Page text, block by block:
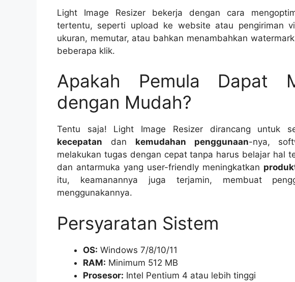
Light Image Resizer bekerja dengan cara
tertentu, seperti upload ke website atau pengiriman
ukuran, memutar, atau bahkan menambahkan
beberapa klik.
Apakah Pemula Dapat
dengan Mudah?
Tentu saja! Light Image Resizer dirancang untuk
kecepatan dan kemudahan penggunaan-nya,
melakukan tugas dengan cepat tanpa harus belajar hal
dan antarmuka yang user-friendly meningkatkan
itu, keamanannya juga terjamin, membuat
menggunakannya.
Persyaratan Sistem
OS: Windows 7/8/10/11
RAM: Minimum 512 MB
Prosesor: Intel Pentium 4 atau lebih tinggi